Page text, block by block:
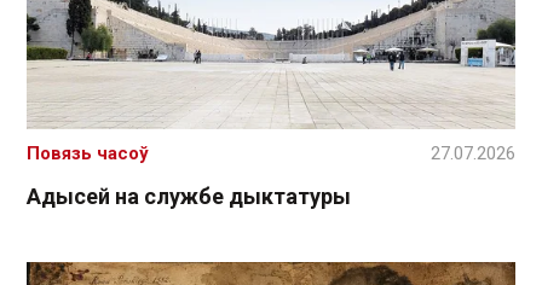
Адысей на службе дыктатуры
Повязь часоў 27.07.2026